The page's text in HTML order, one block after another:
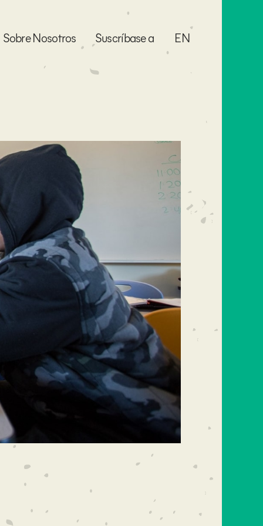
Sobre Nosotros Suscríbase a EN